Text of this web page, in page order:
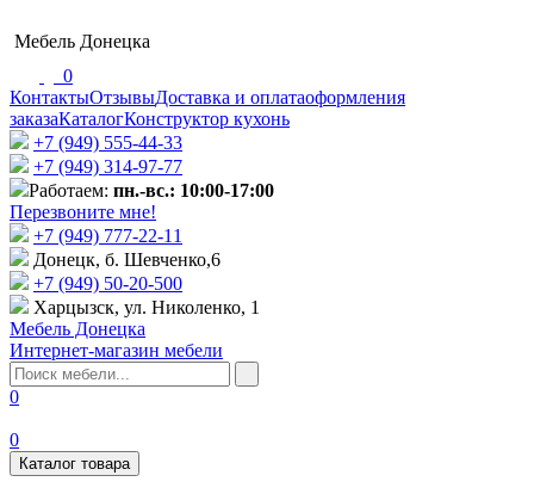
Мебель Донецка
0
КонтактыОтзывыДоставка и оплатаоформления
заказаКаталогКонструктор кухонь
+7 (949) 555-44-33
+7 (949) 314-97-77
Работаем: пн.-вс.: 10:00-17:00
Перезвоните мне!
+7 (‎949) 777-22-11
Донецк, б. Шевченко,6
+7 (949) 50-20-500
Харцызск, ул. Николенко, 1
Мебель Донецка
Интернет-магазин мебели
0
0
Каталог товара